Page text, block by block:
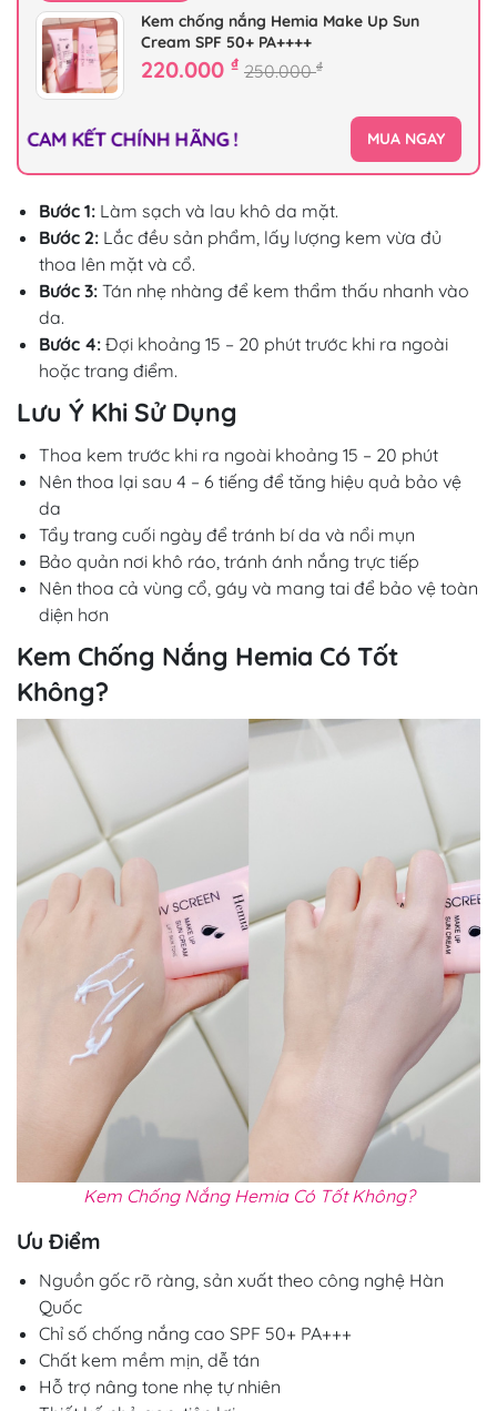
Kem chống nắng Hemia Make Up Sun
Cream SPF 50+ PA++++
220.000 ₫ 250.000₫
CAM KẾT CHÍNH HÃNG ! MUA NGAY
Bước 1: Làm sạch và lau khô da mặt.
Bước 2: Lắc đều sản phẩm, lấy lượng kem vừa đủ
thoa lên mặt và cổ.
Bước 3: Tán nhẹ nhàng để kem thẩm thấu nhanh vào
da.
Bước 4: Đợi khoảng 15 – 20 phút trước khi ra ngoài
hoặc trang điểm.
Lưu Ý Khi Sử Dụng
Thoa kem trước khi ra ngoài khoảng 15 – 20 phút
Nên thoa lại sau 4 – 6 tiếng để tăng hiệu quả bảo vệ
da
Tẩy trang cuối ngày để tránh bí da và nổi mụn
Bảo quản nơi khô ráo, tránh ánh nắng trực tiếp
Nên thoa cả vùng cổ, gáy và mang tai để bảo vệ toàn
diện hơn
Kem Chống Nắng Hemia Có Tốt
Không?
Kem Chống Nắng Hemia Có Tốt Không?
Ưu Điểm
Nguồn gốc rõ ràng, sản xuất theo công nghệ Hàn
Quốc
Chỉ số chống nắng cao SPF 50+ PA+++
Chất kem mềm mịn, dễ tán
Hỗ trợ nâng tone nhẹ tự nhiên